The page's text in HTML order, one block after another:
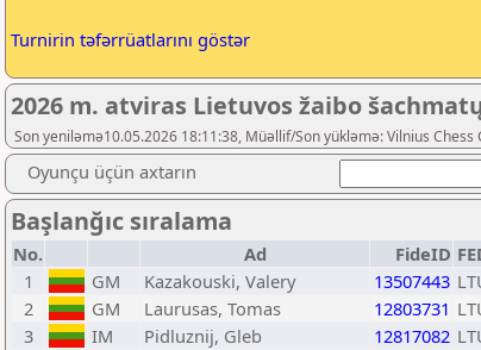
Turnirin təfərrüatlarını göstər
2026 m. atviras Lietuvos žaibo
Son yeniləmə10.05.2026 18:11:38, Müəllif/Son yükləmə: Vilnius Chess
Oyunçu üçün axtarın
Başlanğıc sıralama
No. Ad FideID
1
GM Kazakouski, Valery 13507443
2
GM Laurusas, Tomas 12803731
3
IM Pidluznij, Gleb 12817082